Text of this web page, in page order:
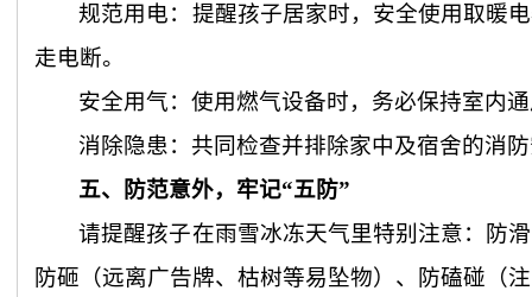
规范用电：提醒孩子居家时，安全使用取暖
走电断。
安全用气：使用燃气设备时，务必保持室内
消除隐患：共同检查并排除家中及宿舍的消
五、防范意外，牢记“五防”
请提醒孩子在雨雪冰冻天气里特别注意：防
防砸（远离广告牌、枯树等易坠物）、防磕碰（